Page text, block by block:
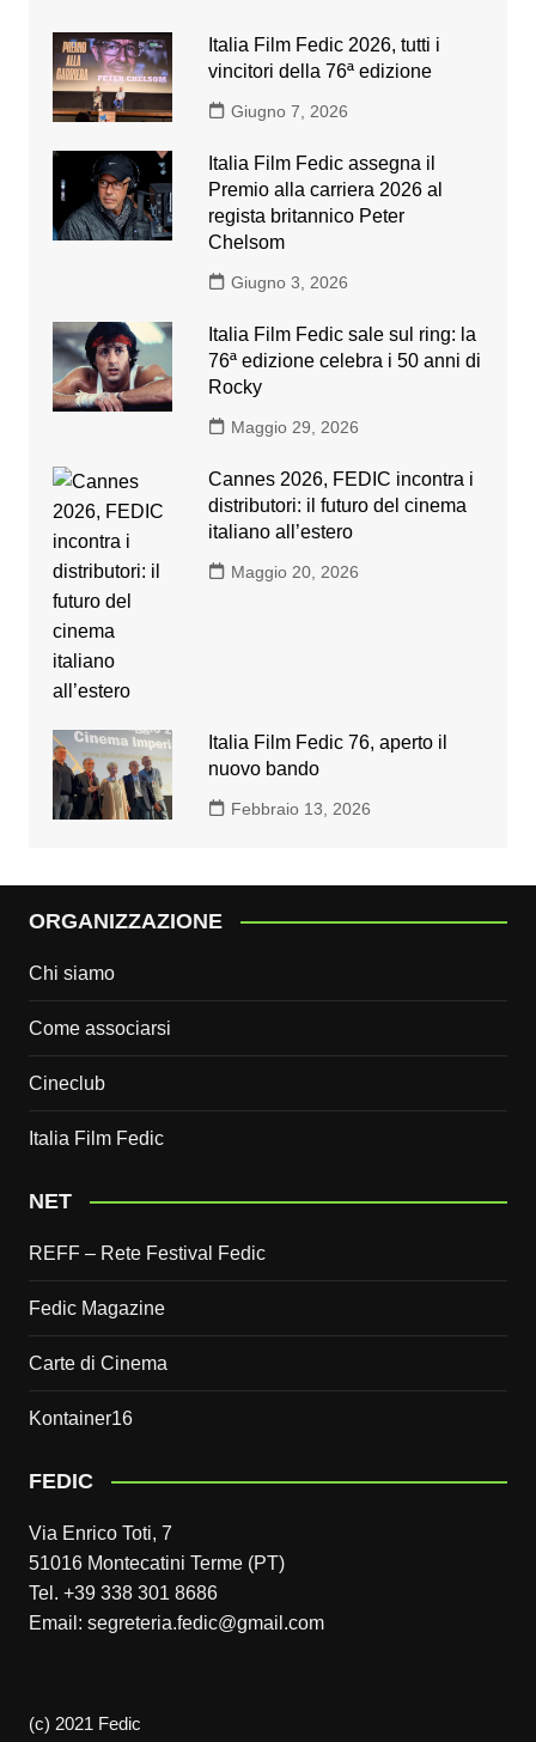
Italia Film Fedic 2026, tutti i
vincitori della 76ª edizione
Giugno 7, 2026
Italia Film Fedic assegna il
Premio alla carriera 2026 al
regista britannico Peter
Chelsom
Giugno 3, 2026
Italia Film Fedic sale sul ring: la
76ª edizione celebra i 50 anni di
Rocky
Maggio 29, 2026
Cannes 2026, FEDIC incontra i
distributori: il futuro del cinema
italiano all’estero
Maggio 20, 2026
Italia Film Fedic 76, aperto il
nuovo bando
Febbraio 13, 2026
ORGANIZZAZIONE
Chi siamo
Come associarsi
Cineclub
Italia Film Fedic
NET
REFF – Rete Festival Fedic
Fedic Magazine
Carte di Cinema
Kontainer16
FEDIC
Via Enrico Toti, 7
51016 Montecatini Terme (PT)
Tel. +39 338 301 8686
Email: segreteria.fedic@gmail.com
(c) 2021 Fedic